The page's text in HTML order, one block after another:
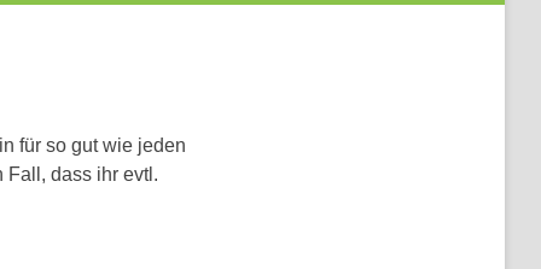
für so gut wie jeden
Fall, dass ihr evtl.